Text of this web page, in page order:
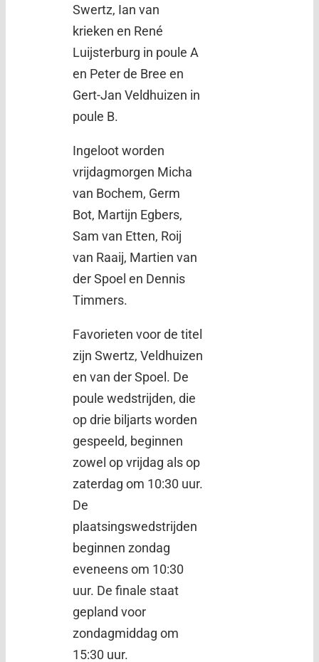
Swertz, Ian van
krieken en René
Luijsterburg in poule A
en Peter de Bree en
Gert-Jan Veldhuizen in
poule B.
Ingeloot worden
vrijdagmorgen Micha
van Bochem, Germ
Bot, Martijn Egbers,
Sam van Etten, Roij
van Raaij, Martien van
der Spoel en Dennis
Timmers.
Favorieten voor de titel
zijn Swertz, Veldhuizen
en van der Spoel. De
poule wedstrijden, die
op drie biljarts worden
gespeeld, beginnen
zowel op vrijdag als op
zaterdag om 10:30 uur.
De
plaatsingswedstrijden
beginnen zondag
eveneens om 10:30
uur. De finale staat
gepland voor
zondagmiddag om
15:30 uur.